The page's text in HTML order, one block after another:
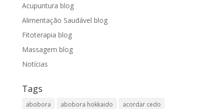
Acupuntura blog
Alimentação Saudável blog
Fitoterapia blog
Massagem blog
Notícias
Tags
abobora abobora hokkaido
acordar cedo